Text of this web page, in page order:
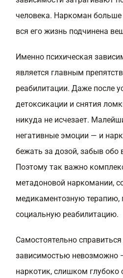
человека. Наркоман больше
вся его жизнь подчинена
Именно психическая
является главным
реабилитации. Даже после
детоксикации и снятия
никуда не исчезает.
негативные эмоции — и
бежать за дозой, забыв обо
Поэтому так важно
метадоновой наркомании,
медикаментозную терапию,
социальную реабилитацию.
Самостоятельно
зависимостью невозможно
наркотик, слишком глубоко